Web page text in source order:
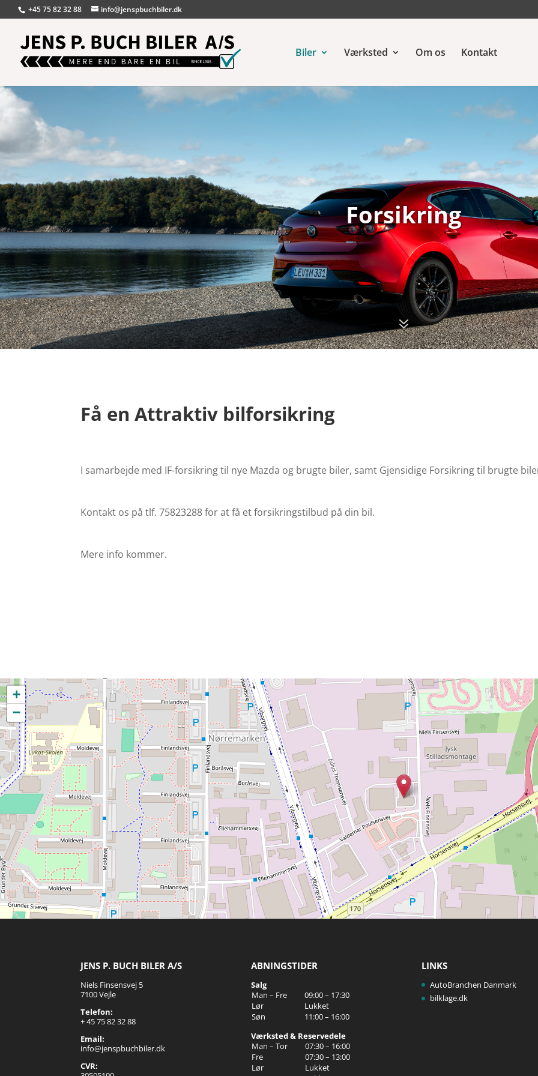
+45 75 82 32 88 info@jenspbuchbiler.dk
Biler Værksted Om os Kontakt
Forsikring
7
Få en Attraktiv bilforsikring
I samarbejde med IF-forsikring til nye Mazda og brugte biler, samt Gjensidige Forsikring til brugte
Kontakt os på tlf. 75823288 for at få et forsikringstilbud på din bil.
Mere info kommer.
+
−
JENS P. BUCH BILER A/S
Niels Finsensvej 5
7100 Vejle
Telefon:
+ 45 75 82 32 88
Email:
info@jenspbuchbiler.dk
CVR:
ABNINGSTIDER
Salg
Man – Fre
09:00 – 17:30
Lør
Lukket
Søn
11:00 – 16:00
Værksted & Reservedele
Man – Tor
07:30 – 16:00
Fre
07:30 – 13:00
Lør
Lukket
LINKS
AutoBranchen Danmark
bilklage.dk